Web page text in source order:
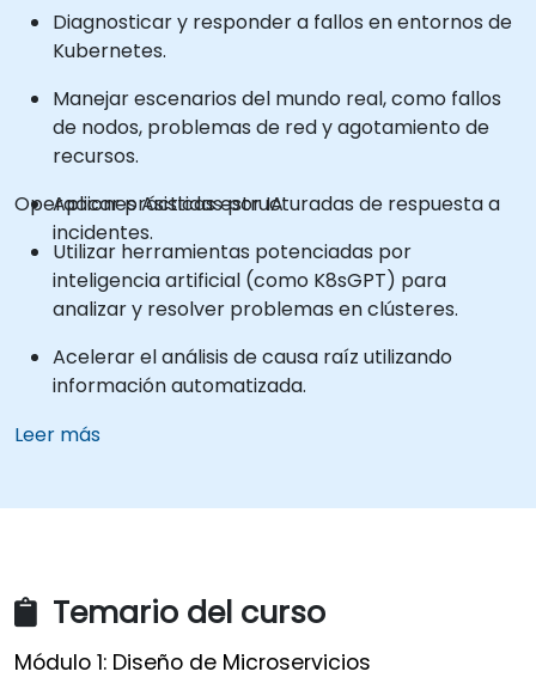
Diagnosticar y responder a fallos en entornos de
Kubernetes.
Manejar escenarios del mundo real, como fallos
de nodos, problemas de red y agotamiento de
recursos.
Aplicar prácticas estructuradas de respuesta a
incidentes.
Operaciones Asistidas por IA
Utilizar herramientas potenciadas por
inteligencia artificial (como K8sGPT) para
analizar y resolver problemas en clústeres.
Acelerar el análisis de causa raíz utilizando
información automatizada.
Integrar la IA en los flujos de trabajo operativos.
Leer más
Temario del curso
Módulo 1: Diseño de Microservicios